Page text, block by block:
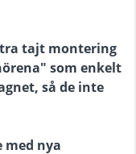
tajt montering
som enkelt
så de inte
nya